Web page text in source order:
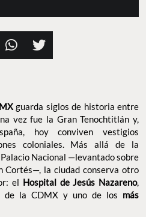
guarda siglos de historia entre
vez fue la Gran Tenochtitlán y,
hoy conviven vestigios
coloniales. Más allá de la
Nacional —levantado sobre
Cortés—, la ciudad conserva otro
el Hospital de Jesús Nazareno,
de la CDMX y uno de los más